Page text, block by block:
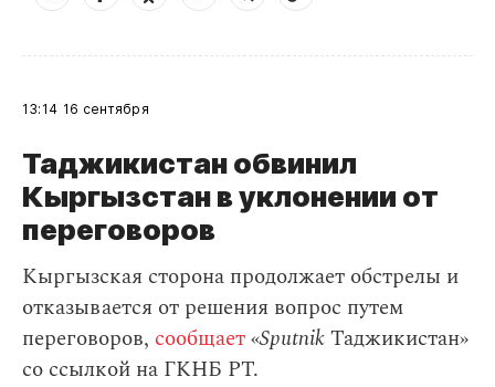
13:14 16 сентября
Таджикистан обвинил
Кыргызстан в уклонении от
переговоров
Кыргызская сторона продолжает обстрелы и
отказывается от решения вопрос путем
переговоров, сообщает«SputnikТаджикистан»
со ссылкой на ГКНБ РТ.